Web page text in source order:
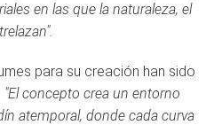
en las que la naturaleza, el
para su creación han sido
"El concepto crea un entorno
atemporal, donde cada curva